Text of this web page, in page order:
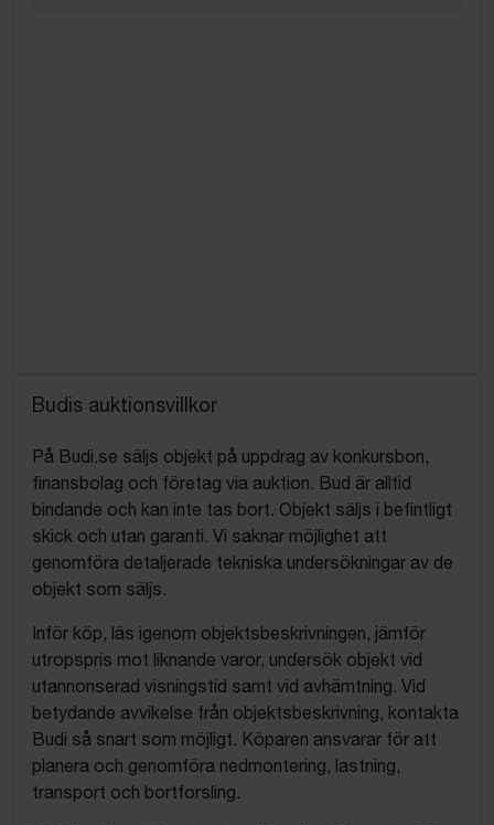
Budis auktionsvillkor
På Budi.se säljs objekt på uppdrag av konkursbon,
finansbolag och företag via auktion. Bud är alltid
bindande och kan inte tas bort. Objekt säljs i befintligt
skick och utan garanti. Vi saknar möjlighet att
genomföra detaljerade tekniska undersökningar av de
objekt som säljs.
Inför köp, läs igenom objektsbeskrivningen, jämför
utropspris mot liknande varor, undersök objekt vid
utannonserad visningstid samt vid avhämtning. Vid
betydande avvikelse från objektsbeskrivning, kontakta
Budi så snart som möjligt. Köparen ansvarar för att
planera och genomföra nedmontering, lastning,
transport och bortforsling.